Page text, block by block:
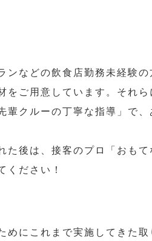
ンなどの飲食店勤務未経験
ご用意しています。それら
輩クルーの丁寧な指導」で
後は、接客のプロ「おもて
ください！
めにこれまで実施してきた取